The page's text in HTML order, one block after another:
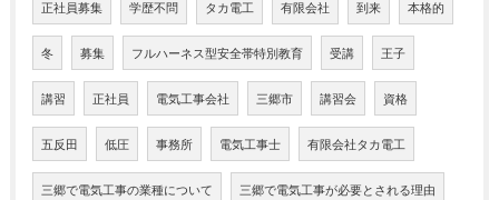
正社員募集 学歴不問 タカ電工 有限会社 到来 本格的
冬 募集 フルハーネス型安全帯特別教育 受講 王子
講習 正社員 電気工事会社 三郷市 講習会 資格
五反田 低圧 事務所 電気工事士 有限会社タカ電工
三郷で電気工事の業種について 三郷で電気工事が必要とされる理由